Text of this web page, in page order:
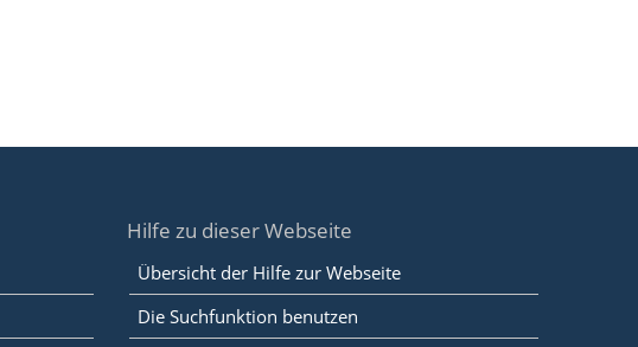
Hilfe zu dieser Webseite
Übersicht der Hilfe zur Webseite
Die Suchfunktion benutzen